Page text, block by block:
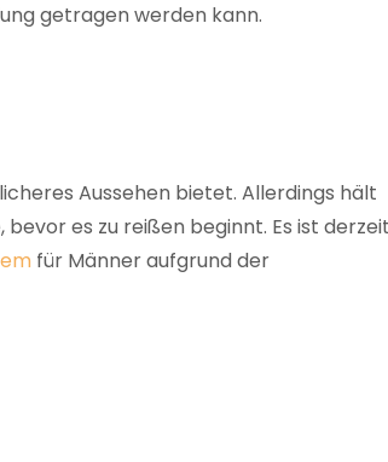
getragen werden kann.
Aussehen bietet. Allerdings hält
es zu reißen beginnt. Es ist derzeit
für Männer aufgrund der